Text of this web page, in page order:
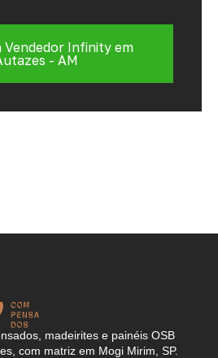
Vendedor Infinity em
- AM
madeirites e painéis OSB
com matriz em Mogi Mirim, SP.